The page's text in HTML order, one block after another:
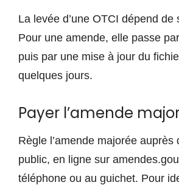
La levée d’une OTCI dépend de
Pour une amende, elle passe
puis par une mise à jour du
quelques jours.
Payer l’amende
Règle l’amende majorée auprès
public, en ligne sur
téléphone ou au guichet. Pour